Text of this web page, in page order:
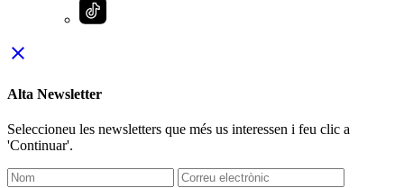
close
Alta Newsletter
Seleccioneu les newsletters que més us interessen i feu clic a
'Continuar'.